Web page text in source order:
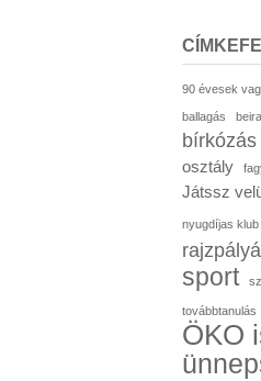
90 évesek
ballagás
bírkózás
osztály
Játssz
nyugdíjas klub
sport
továbbtanulás
ÖKO